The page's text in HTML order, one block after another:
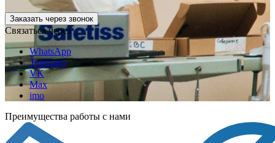
Заказать через звонок
Связаться через
WhatsApp
Telegram
VK
Max
imo
Преимущества работы с нами